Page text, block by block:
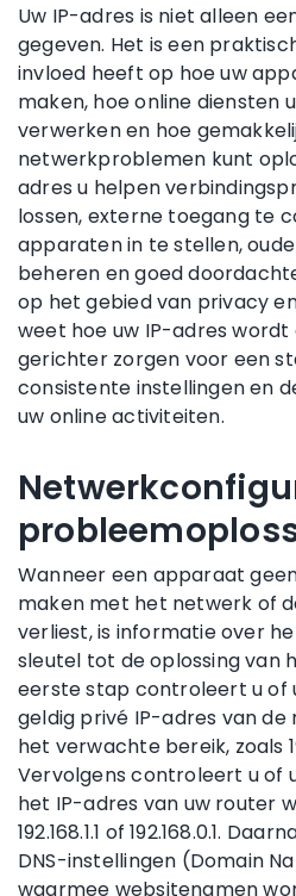
Uw IP-adres is niet alleen
gegeven. Het is een
invloed heeft op hoe uw
maken, hoe online diensten
verwerken en hoe
netwerkproblemen kunt
adres u helpen
lossen, externe toegang te
apparaten in te stellen,
beheren en goed
op het gebied van privacy
weet hoe uw IP-adres wordt
gerichter zorgen voor een
consistente instellingen en
uw online activiteiten.
Wanneer een apparaat
maken met het netwerk of
verliest, is informatie over
sleutel tot de oplossing van
eerste stap controleert u of
geldig privé IP-adres van
het verwachte bereik, zoals
Vervolgens controleert u of
het IP-adres van uw router
192.168.1.1 of 192.168.0.1.
DNS-instellingen (Domain
waarmee websitenamen